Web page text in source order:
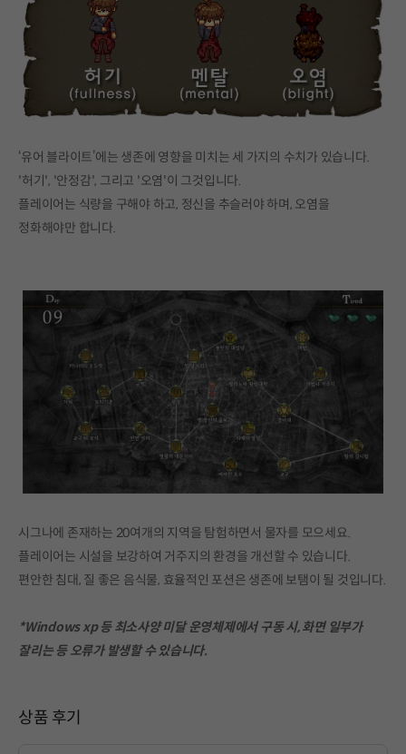
‘유어 블라이트’에는 생존에 영향을 미치는 세 가지의 수치가 있습니다.
'허기', '안정감', 그리고 '오염'이 그것입니다.
플레이어는 식량을 구해야 하고, 정신을 추슬러야 하며, 오염을
정화해야만 합니다.
시그나에 존재하는 20여개의 지역을 탐험하면서 물자를 모으세요.
플레이어는 시설을 보강하여 거주지의 환경을 개선할 수 있습니다.
편안한 침대, 질 좋은 음식물, 효율적인 포션은 생존에 보탬이 될 것입니다.
*Windows xp 등 최소사양 미달 운영체제에서 구동 시, 화면 일부가
잘리는 등 오류가 발생할 수 있습니다.
상품 후기